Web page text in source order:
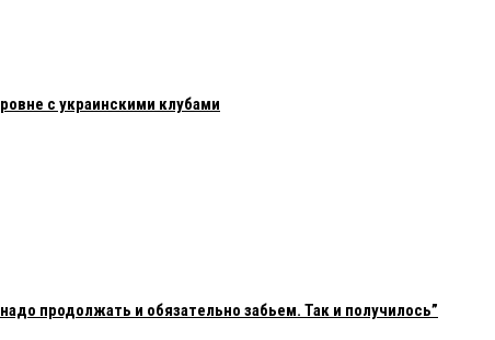
с украинскими клубами
продолжать и обязательно забьем. Так и получилось”